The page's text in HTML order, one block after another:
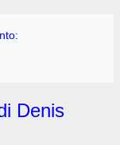
Denis